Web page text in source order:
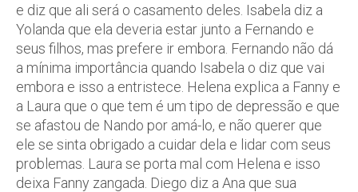
e diz que ali será o casamento deles. Isabela diz a
Yolanda que ela deveria estar junto a Fernando e
seus filhos, mas prefere ir embora. Fernando não dá
a mínima importância quando Isabela o diz que vai
embora e isso a entristece. Helena explica a Fanny e
a Laura que o que tem é um tipo de depressão e que
se afastou de Nando por amá-lo, e não querer que
ele se sinta obrigado a cuidar dela e lidar com seus
problemas. Laura se porta mal com Helena e isso
deixa Fanny zangada. Diego diz a Ana que sua